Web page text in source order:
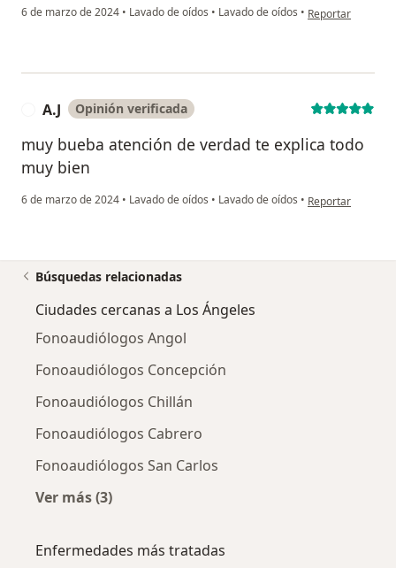
6 de marzo de 2024 • Lavado de oídos • Lavado de oídos • en opinión del
Reportar
A.J Opinión verificada
muy bueba atención de verdad te explica todo
muy bien
6 de marzo de 2024 • Lavado de oídos • Lavado de oídos • en opinión del
Reportar
Búsquedas relacionadas
Ciudades cercanas a Los Ángeles
Fonoaudiólogos Angol
Fonoaudiólogos Concepción
Fonoaudiólogos Chillán
Fonoaudiólogos Cabrero
Fonoaudiólogos San Carlos
Ver más (3)
Enfermedades más tratadas